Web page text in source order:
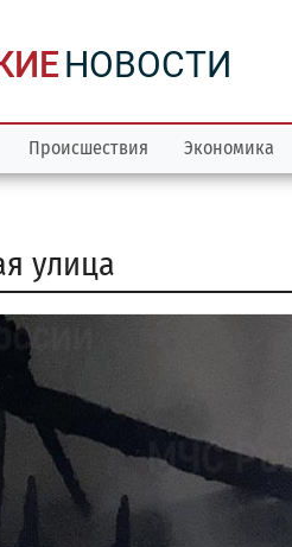
НОВОСТИ
Происшествия Экономика
улица